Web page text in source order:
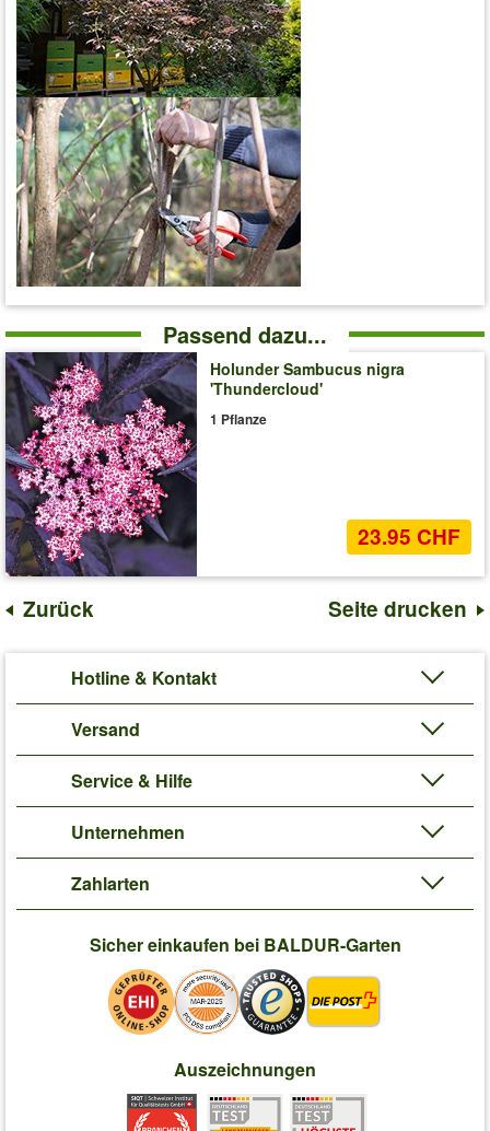
Passend dazu...
Holunder Sambucus nigra
'Thundercloud'
1 Pflanze
23.95 CHF
Zurück Seite drucken
Hotline & Kontakt
Versand
Service & Hilfe
Unternehmen
Zahlarten
Sicher einkaufen bei BALDUR-Garten
Auszeichnungen